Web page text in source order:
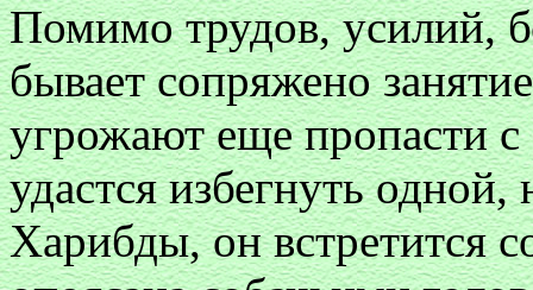
Помимо трудов, усилий,
бывает сопряжено
угрожают еще пропасти с
удастся избегнуть
Харибды, он встретится